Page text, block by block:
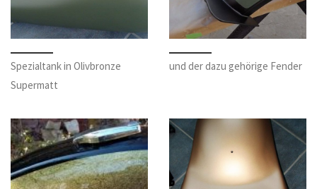
Spezialtank in Olivbronze
Supermatt
und der dazu gehörige Fender